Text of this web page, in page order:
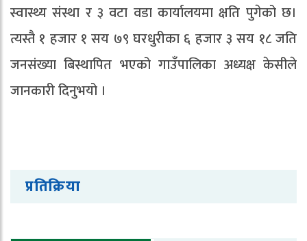
स्वास्थ्य संस्था र ३ वटा वडा कार्यालयमा क्षति पुगेको छ।
त्यस्तै १ हजार १ सय ७९ घरधुरीका ६ हजार ३ सय १८ जति
जनसंख्या बिस्थापित भएको गाउँपालिका अध्यक्ष केसीले
जानकारी दिनुभयो ।
प्रतिक्रिया